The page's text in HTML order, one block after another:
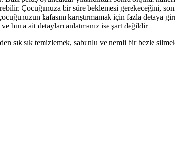
Çocuğunuza bir süre beklemesi gerekeceğini,
kafasını karıştırmamak için fazla detaya
buna ait detayları anlatmanız ise şart değildir.
sık sık temizlemek, sabunlu ve nemli bir bezle